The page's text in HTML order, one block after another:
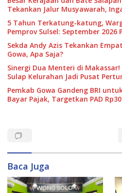
Tekankan Jalur Musyawarah,
5 Tahun Terkatung-katung,
Pemprov Sulsel: September 2026
Sekda Andy Azis Tekankan
Gowa, Apa Saja?
Sinergi Dua Menteri di
Sulap Kelurahan Jadi Pusat
Pemkab Gowa Gandeng BRI
Bayar Pajak, Targetkan PAD
Baca Juga